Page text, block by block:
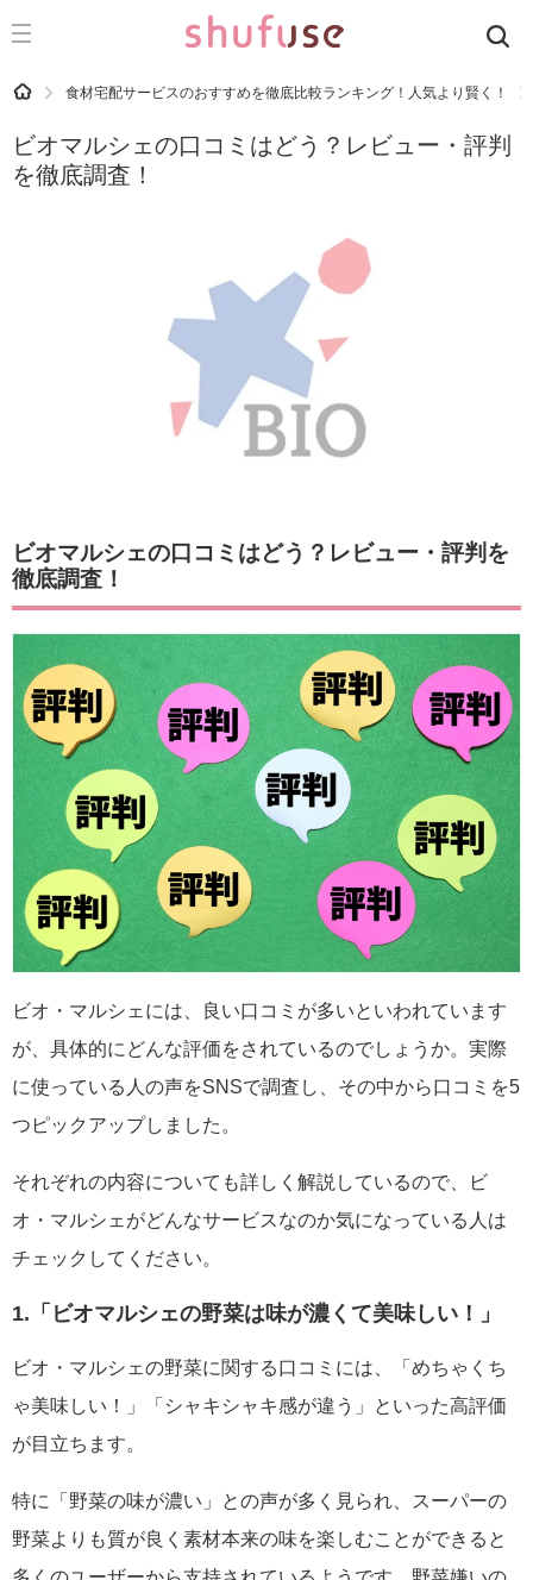
CATEGORY 記事カテゴリ
運気
HOME 食材宅配サービスのおすすめを徹底比較ランキング！人気より賢く！
ビオマルシェの口コミはどう？レビュー・評判
を徹底調査！
ビオマルシェの口コミはどう？レビュー・評判を
徹底調査！
ビオ・マルシェには、良い口コミが多いといわれています
が、具体的にどんな評価をされているのでしょうか。実際
に使っている人の声をSNSで調査し、その中から口コミを5
つピックアップしました。
それぞれの内容についても詳しく解説しているので、ビ
オ・マルシェがどんなサービスなのか気になっている人は
チェックしてください。
1.「ビオマルシェの野菜は味が濃くて美味しい！」
ビオ・マルシェの野菜に関する口コミには、「めちゃくち
ゃ美味しい！」「シャキシャキ感が違う」といった高評価
が目立ちます。
特に「野菜の味が濃い」との声が多く見られ、スーパーの
野菜よりも質が良く素材本来の味を楽しむことができると